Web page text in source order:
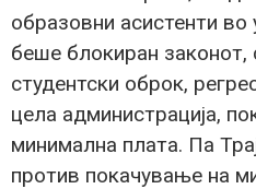
образовни асистенти
беше блокиран законот,
студентски оброк,
цела администрација,
минимална плата. Па
против покачување на